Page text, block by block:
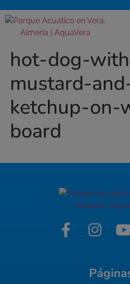
hot-dog-
mustard-
ketchup-on-
board